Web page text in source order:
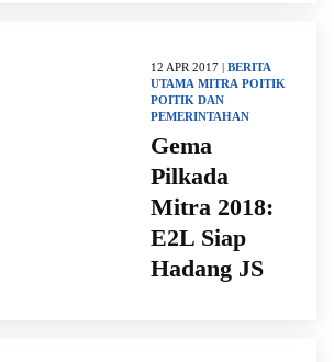
12 APR 2017 | BERITA
UTAMA MITRA POITIK
POITIK DAN
PEMERINTAHAN
Gema
Pilkada
Mitra 2018:
E2L Siap
Hadang JS